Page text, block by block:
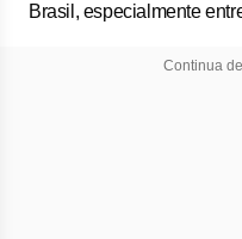
Brasil, especialmente
Continua